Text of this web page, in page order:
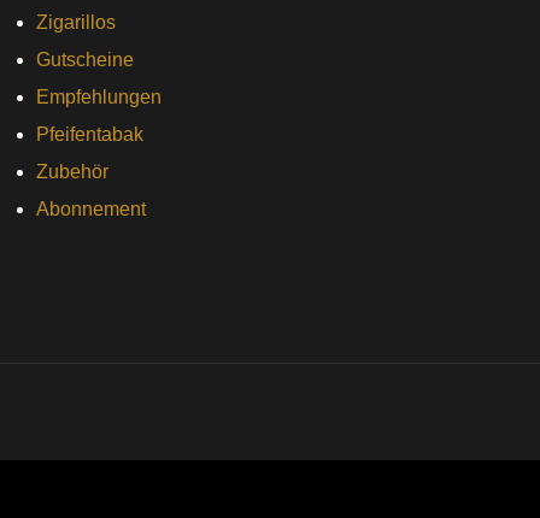
Zigarillos
Gutscheine
Empfehlungen
Pfeifentabak
Zubehör
Abonnement